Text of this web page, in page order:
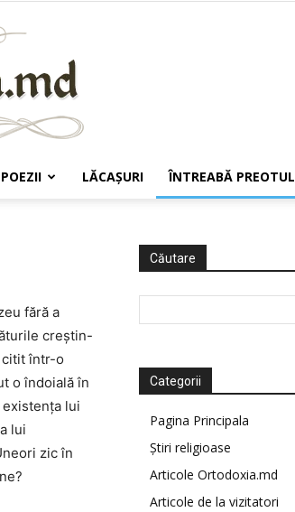
POEZII LĂCAŞURI ÎNTREABĂ PREOTUL
fără a
creştin-
citit într-o
o îndoială în
lui
lui
zic în
Căutare
Categorii
Pagina Principala
Știri religioase
Articole Ortodoxia.md
Articole de la vizitatori